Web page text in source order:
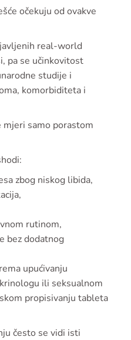
očekuju od ovakve
real-world
pa se učinkovitost
studije i
komorbiditeta i
mjeri samo porastom
zbog niskog libida,
rutinom,
bez dodatnog
upućivanju
ili seksualnom
propisivanju tableta
često se vidi isti